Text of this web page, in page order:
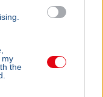
my
the
rendszer: